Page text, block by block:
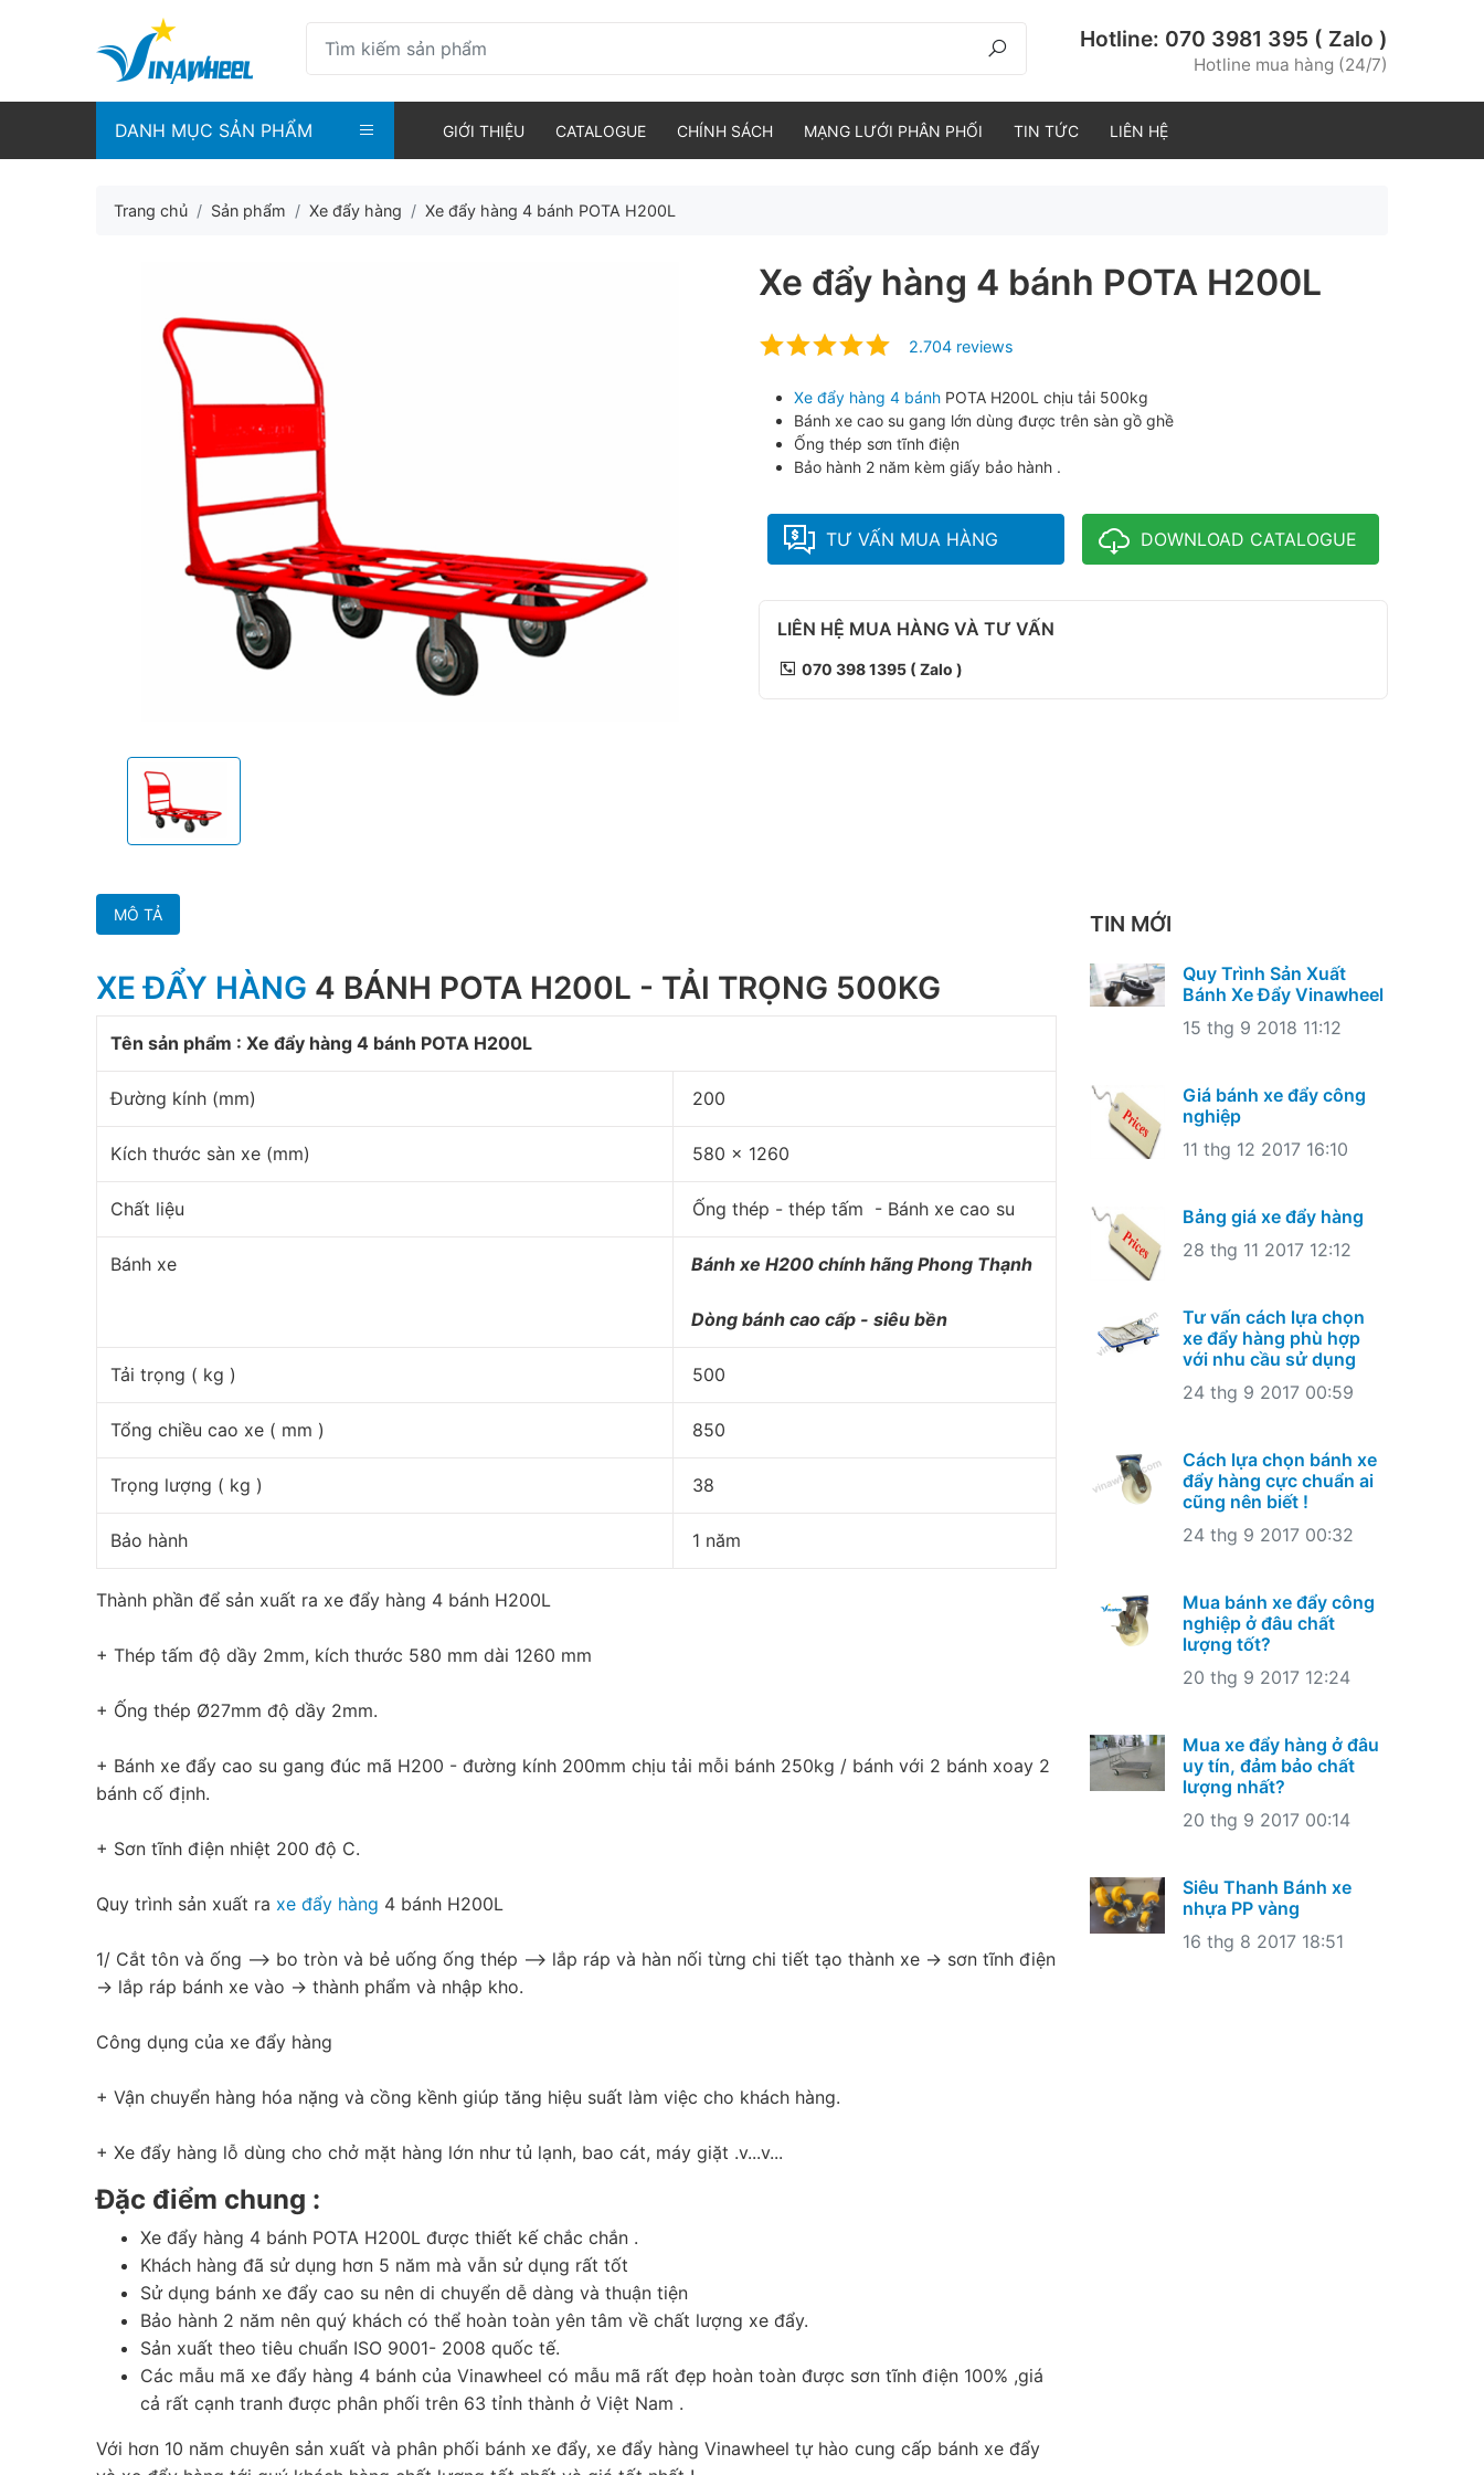
Hotline: 070 3981 395 ( Zalo )
Hotline mua hàng (24/7)
DANH MỤC SẢN PHẨM GIỚI THIỆU CATALOGUE CHÍNH SÁCH MẠNG LƯỚI PHÂN PHỐI TIN TỨC LIÊN HỆ
Trang chủ Sản phẩm Xe đẩy hàng Xe đẩy hàng 4 bánh POTA H200L
Xe đẩy hàng 4 bánh POTA H200L
2.704 reviews
Xe đẩy hàng 4 bánh POTA H200L chịu tải 500kg
Bánh xe cao su gang lớn dùng được trên sàn gồ ghề
Ống thép sơn tĩnh điện
Bảo hành 2 năm kèm giấy bảo hành .
TƯ VẤN MUA HÀNG DOWNLOAD CATALOGUE
LIÊN HỆ MUA HÀNG VÀ TƯ VẤN
070 398 1395 ( Zalo )
MÔ TẢ
XE ĐẨY HÀNG 4 BÁNH POTA H200L - TẢI TRỌNG 500KG
Tên sản phẩm : Xe đẩy hàng 4 bánh POTA H200L
Đường kính (mm) 200
Kích thước sàn xe (mm) 580 x 1260
Chất liệu Ống thép - thép tấm - Bánh xe cao su
Bánh xe Bánh xe H200 chính hãng Phong Thạnh
Dòng bánh cao cấp - siêu bền
Tải trọng ( kg ) 500
Tổng chiều cao xe ( mm ) 850
Trọng lượng ( kg ) 38
Bảo hành 1 năm
Thành phần để sản xuất ra xe đẩy hàng 4 bánh H200L
+ Thép tấm độ dầy 2mm, kích thước 580 mm dài 1260 mm
+ Ống thép Ø27mm độ dầy 2mm.
+ Bánh xe đẩy cao su gang đúc mã H200 - đường kính 200mm chịu tải mỗi bánh 250kg / bánh với 2 bánh xoay 2
bánh cố định.
+ Sơn tĩnh điện nhiệt 200 độ C.
Quy trình sản xuất ra xe đẩy hàng 4 bánh H200L
1/ Cắt tôn và ống --> bo tròn và bẻ uống ống thép --> lắp ráp và hàn nối từng chi tiết tạo thành xe -> sơn tĩnh điện
-> lắp ráp bánh xe vào -> thành phẩm và nhập kho.
Công dụng của xe đẩy hàng
+ Vận chuyển hàng hóa nặng và cồng kềnh giúp tăng hiệu suất làm việc cho khách hàng.
+ Xe đẩy hàng lỗ dùng cho chở mặt hàng lớn như tủ lạnh, bao cát, máy giặt .v...v...
Đặc điểm chung :
Xe đẩy hàng 4 bánh POTA H200L được thiết kế chắc chắn .
Khách hàng đã sử dụng hơn 5 năm mà vẫn sử dụng rất tốt
Sử dụng bánh xe đẩy cao su nên di chuyển dễ dàng và thuận tiện
Bảo hành 2 năm nên quý khách có thể hoàn toàn yên tâm về chất lượng xe đẩy.
Sản xuất theo tiêu chuẩn ISO 9001- 2008 quốc tế.
Các mẫu mã xe đẩy hàng 4 bánh của Vinawheel có mẫu mã rất đẹp hoàn toàn được sơn tĩnh điện 100% ,giá
cả rất cạnh tranh được phân phối trên 63 tỉnh thành ở Việt Nam .
Với hơn 10 năm chuyên sản xuất và phân phối bánh xe đẩy, xe đẩy hàng Vinawheel tự hào cung cấp bánh xe đẩy
TIN MỚI
Quy Trình Sản Xuất
Bánh Xe Đẩy Vinawheel
15 thg 9 2018 11:12
Giá bánh xe đẩy công
nghiệp
11 thg 12 2017 16:10
Bảng giá xe đẩy hàng
28 thg 11 2017 12:12
Tư vấn cách lựa chọn
xe đẩy hàng phù hợp
với nhu cầu sử dụng
24 thg 9 2017 00:59
Cách lựa chọn bánh xe
đẩy hàng cực chuẩn ai
cũng nên biết !
24 thg 9 2017 00:32
Mua bánh xe đẩy công
nghiệp ở đâu chất
lượng tốt?
20 thg 9 2017 12:24
Mua xe đẩy hàng ở đâu
uy tín, đảm bảo chất
lượng nhất?
20 thg 9 2017 00:14
Siêu Thanh Bánh xe
nhựa PP vàng
16 thg 8 2017 18:51